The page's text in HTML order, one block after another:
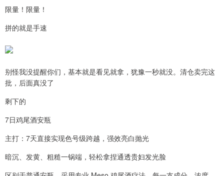
限量！限量！
拼的就是手速
别怪我没提醒你们，基本就是看见就拿，犹豫一秒就没。清仓卖完这
批，后面真没了
剩下的
7日鸡尾酒安瓶
主打：7天直接实现色号级跨越，强效亮白抛光
暗沉、发黄、粗糙一锅端，轻松拿捏通透贵妇发光脸